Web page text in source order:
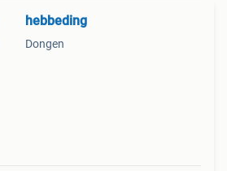
hebbeding
Dongen